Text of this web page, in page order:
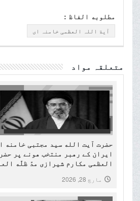
مطلوبه الفاظ :
آیة اللہ العظمی خامنہ ای
متعلقہ مواد
حضرت آیت الله سید مجتبی خامنه
ایران کے رهبر منتخب هونے پر
العظمی مکارم شیرازی مدّ ظلّه
مارچ 28, 2026